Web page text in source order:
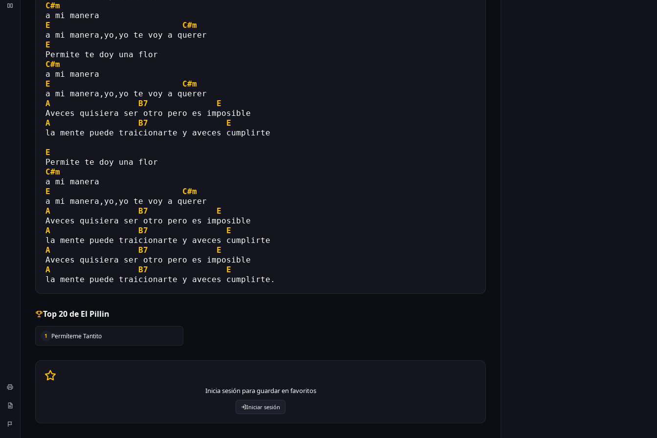
C#m
a mi manera
E
C#m
a mi manera,yo,yo te voy a querer
E
Permite te doy una flor
C#m
a mi manera
E
C#m
a mi manera,yo,yo te voy a querer
A
B7
E
Aveces quisiera ser otro pero es imposible
A
B7
E
la mente puede traicionarte y aveces cumplirte
E
Permite te doy una flor
C#m
a mi manera
E
C#m
a mi manera,yo,yo te voy a querer
A
B7
E
Aveces quisiera ser otro pero es imposible
A
B7
E
la mente puede traicionarte y aveces cumplirte
A
B7
E
Aveces quisiera ser otro pero es imposible
A
B7
E
la mente puede traicionarte y aveces cumplirte.
Top 20 de El Pillin
1 Permíteme Tantito
Inicia sesión para guardar en favoritos
Iniciar sesión